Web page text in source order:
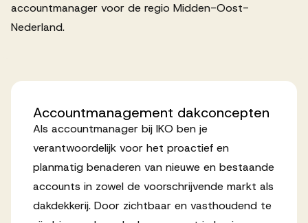
Ons team
Werken bij AV
accountmanager voor de regio Midden-Oost-
Nederland.
Accountmanagement dakconcepten
Als accountmanager bij IKO ben je
verantwoordelijk voor het proactief en
planmatig benaderen van nieuwe en bestaande
accounts in zowel de voorschrijvende markt als
dakdekkerij. Door zichtbaar en vasthoudend te